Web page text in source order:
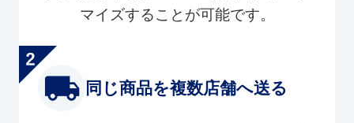
マイズすることが可能です。
同じ商品を複数店舗へ送る